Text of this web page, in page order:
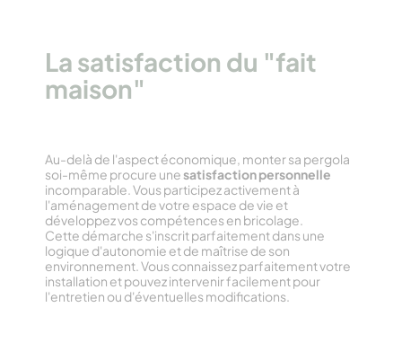
La satisfaction du "fait
maison"
Au-delà de l'aspect économique, monter sa pergola
soi-même procure unesatisfaction personnelle
incomparable. Vous participez activement à
l'aménagement de votre espace de vie et
développez vos compétences en bricolage.
Cette démarche s'inscrit parfaitement dans une
logique d'autonomie et de maîtrise de son
environnement. Vous connaissez parfaitement votre
installation et pouvez intervenir facilement pour
l'entretien ou d'éventuelles modifications.